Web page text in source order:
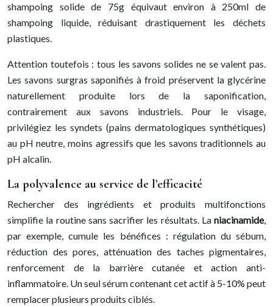
shampoing solide de 75g équivaut environ à 250ml de
shampoing liquide, réduisant drastiquement les déchets
plastiques.
Attention toutefois : tous les savons solides ne se valent pas.
Les savons surgras saponifiés à froid préservent la glycérine
naturellement produite lors de la saponification,
contrairement aux savons industriels. Pour le visage,
privilégiez les syndets (pains dermatologiques synthétiques)
au pH neutre, moins agressifs que les savons traditionnels au
pH alcalin.
La polyvalence au service de l’efficacité
Rechercher des ingrédients et produits multifonctions
simplifie la routine sans sacrifier les résultats. La niacinamide,
par exemple, cumule les bénéfices : régulation du sébum,
réduction des pores, atténuation des taches pigmentaires,
renforcement de la barrière cutanée et action anti-
inflammatoire. Un seul sérum contenant cet actif à 5-10% peut
remplacer plusieurs produits ciblés.